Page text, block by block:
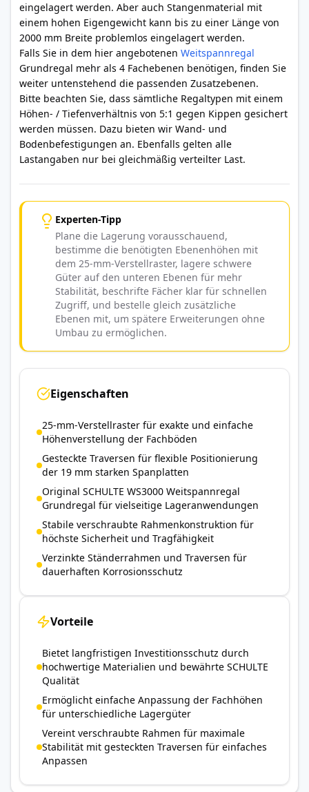
eingelagert werden. Aber auch Stangenmaterial mit
einem hohen Eigengewicht kann bis zu einer Länge von
2000 mm Breite problemlos eingelagert werden.
Falls Sie in dem hier angebotenen Weitspannregal
Grundregal mehr als 4 Fachebenen benötigen, finden Sie
weiter untenstehend die passenden Zusatzebenen.
Bitte beachten Sie, dass sämtliche Regaltypen mit einem
Höhen- / Tiefenverhältnis von 5:1 gegen Kippen gesichert
werden müssen. Dazu bieten wir Wand- und
Bodenbefestigungen an. Ebenfalls gelten alle
Lastangaben nur bei gleichmäßig verteilter Last.
Experten-Tipp
Plane die Lagerung vorausschauend,
bestimme die benötigten Ebenenhöhen mit
dem 25-mm-Verstellraster, lagere schwere
Güter auf den unteren Ebenen für mehr
Stabilität, beschrifte Fächer klar für schnellen
Zugriff, und bestelle gleich zusätzliche
Ebenen mit, um spätere Erweiterungen ohne
Umbau zu ermöglichen.
Eigenschaften
25-mm-Verstellraster für exakte und einfache
Höhenverstellung der Fachböden
Gesteckte Traversen für flexible Positionierung
der 19 mm starken Spanplatten
Original SCHULTE WS3000 Weitspannregal
Grundregal für vielseitige Lageranwendungen
Stabile verschraubte Rahmenkonstruktion für
höchste Sicherheit und Tragfähigkeit
Verzinkte Ständerrahmen und Traversen für
dauerhaften Korrosionsschutz
Vorteile
Bietet langfristigen Investitionsschutz durch
hochwertige Materialien und bewährte SCHULTE
Qualität
Ermöglicht einfache Anpassung der Fachhöhen
für unterschiedliche Lagergüter
Vereint verschraubte Rahmen für maximale
Stabilität mit gesteckten Traversen für einfaches
Anpassen